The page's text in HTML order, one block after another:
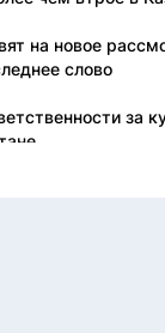
на новое
слово
за